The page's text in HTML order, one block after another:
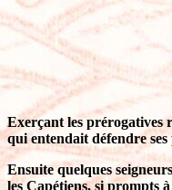
Exerçant les prérogatives
qui entendait défendre
Ensuite quelques
les Capétiens, si prompts